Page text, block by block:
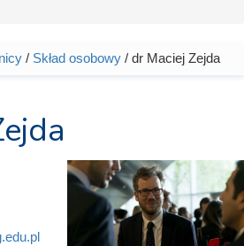
/ Skład osobowy / dr Maciej Zejda